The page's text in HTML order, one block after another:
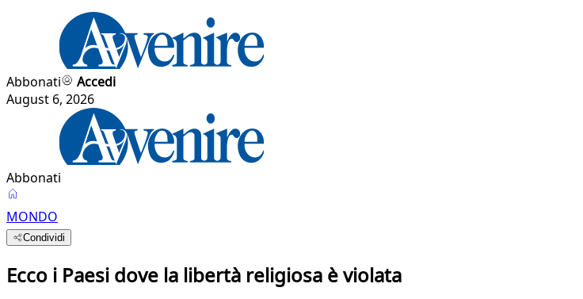
Abbonati
Accedi
August 6, 2026
Abbonati
MONDO
Condividi
Ecco i Paesi dove la libertà religiosa è violata